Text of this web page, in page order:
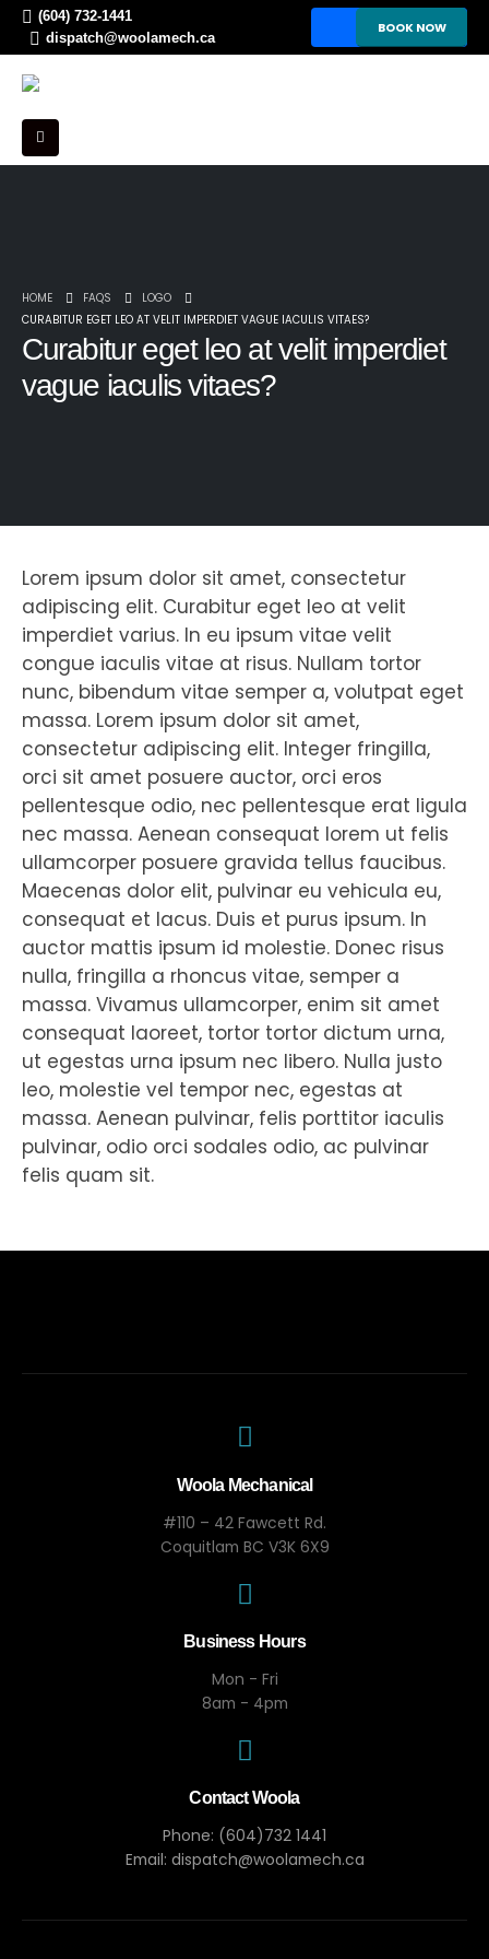
(604) 732-1441
dispatch@woolamech.ca
BOOK NOW
HOME FAQS
LOGO
CURABITUR EGET LEO AT VELIT IMPERDIET VAGUE IACULIS VITAES?
Curabitur eget leo at velit imperdiet
vague iaculis vitaes?
Lorem ipsum dolor sit amet, consectetur
adipiscing elit. Curabitur eget leo at velit
imperdiet varius. In eu ipsum vitae velit
congue iaculis vitae at risus. Nullam tortor
nunc, bibendum vitae semper a, volutpat eget
massa. Lorem ipsum dolor sit amet,
consectetur adipiscing elit. Integer fringilla,
orci sit amet posuere auctor, orci eros
pellentesque odio, nec pellentesque erat ligula
nec massa. Aenean consequat lorem ut felis
ullamcorper posuere gravida tellus faucibus.
Maecenas dolor elit, pulvinar eu vehicula eu,
consequat et lacus. Duis et purus ipsum. In
auctor mattis ipsum id molestie. Donec risus
nulla, fringilla a rhoncus vitae, semper a
massa. Vivamus ullamcorper, enim sit amet
consequat laoreet, tortor tortor dictum urna,
ut egestas urna ipsum nec libero. Nulla justo
leo, molestie vel tempor nec, egestas at
massa. Aenean pulvinar, felis porttitor iaculis
pulvinar, odio orci sodales odio, ac pulvinar
felis quam sit.
Woola Mechanical
#110 – 42 Fawcett Rd.
Coquitlam BC V3K 6X9
Business Hours
Mon - Fri
8am - 4pm
Contact Woola
Phone: (604)732 1441
Email: dispatch@woolamech.ca